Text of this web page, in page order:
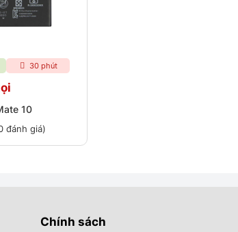
30 phút
10
đánh giá)
Chính sách